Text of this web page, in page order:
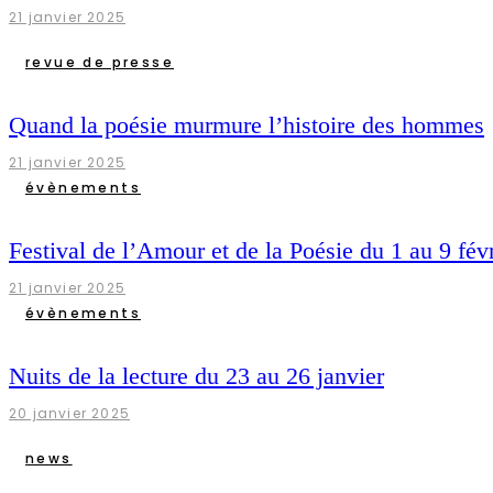
21 janvier 2025
revue de presse
Quand la poésie murmure l’histoire des hommes
21 janvier 2025
évènements
Festival de l’Amour et de la Poésie du 1 au 9
21 janvier 2025
évènements
Nuits de la lecture du 23 au 26 janvier
20 janvier 2025
news